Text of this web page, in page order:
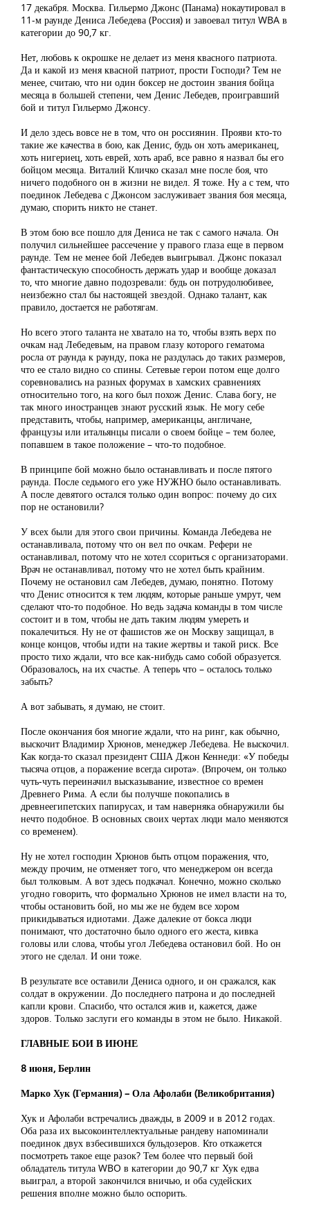
17 декабря. Москва. Гильермо Джонс (Панама) нокаутировал в
11-м раунде Дениса Лебедева (Россия) и завоевал титул WBA в
категории до 90,7 кг.
Нет, любовь к окрошке не делает из меня квасного патриота.
Да и какой из меня квасной патриот, прости Господи? Тем не
менее, считаю, что ни один боксер не достоин звания бойца
месяца в большей степени, чем Денис Лебедев, проигравший
бой и титул Гильермо Джонсу.
И дело здесь вовсе не в том, что он россиянин. Прояви кто-то
такие же качества в бою, как Денис, будь он хоть американец,
хоть нигериец, хоть еврей, хоть араб, все равно я назвал бы его
бойцом месяца. Виталий Кличко сказал мне после боя, что
ничего подобного он в жизни не видел. Я тоже. Ну а с тем, что
поединок Лебедева с Джонсом заслуживает звания боя месяца,
думаю, спорить никто не станет.
В этом бою все пошло для Дениса не так с самого начала. Он
получил сильнейшее рассечение у правого глаза еще в первом
раунде. Тем не менее бой Лебедев выигрывал. Джонс показал
фантастическую способность держать удар и вообще доказал
то, что многие давно подозревали: будь он потрудолюбивее,
неизбежно стал бы настоящей звездой. Однако талант, как
правило, достается не работягам.
Но всего этого таланта не хватало на то, чтобы взять верх по
очкам над Лебедевым, на правом глазу которого гематома
росла от раунда к раунду, пока не раздулась до таких размеров,
что ее стало видно со спины. Сетевые герои потом еще долго
соревновались на разных форумах в хамских сравнениях
относительно того, на кого был похож Денис. Слава богу, не
так много иностранцев знают русский язык. Не могу себе
представить, чтобы, например, американцы, англичане,
французы или итальянцы писали о своем бойце – тем более,
попавшем в такое положение – что-то подобное.
В принципе бой можно было останавливать и после пятого
раунда. После седьмого его уже НУЖНО было останавливать.
А после девятого остался только один вопрос: почему до сих
пор не остановили?
У всех были для этого свои причины. Команда Лебедева не
останавливала, потому что он вел по очкам. Рефери не
останавливал, потому что не хотел ссориться с организаторами.
Врач не останавливал, потому что не хотел быть крайним.
Почему не остановил сам Лебедев, думаю, понятно. Потому
что Денис относится к тем людям, которые раньше умрут, чем
сделают что-то подобное. Но ведь задача команды в том числе
состоит и в том, чтобы не дать таким людям умереть и
покалечиться. Ну не от фашистов же он Москву защищал, в
конце концов, чтобы идти на такие жертвы и такой риск. Все
просто тихо ждали, что все как-нибудь само собой образуется.
Образовалось, на их счастье. А теперь что – осталось только
забыть?
А вот забывать, я думаю, не стоит.
После окончания боя многие ждали, что на ринг, как обычно,
выскочит Владимир Хрюнов, менеджер Лебедева. Не выскочил.
Как когда-то сказал президент США Джон Кеннеди: «У победы
тысяча отцов, а поражение всегда сирота». (Впрочем, он только
чуть-чуть переиначил высказывание, известное со времен
Древнего Рима. А если бы получше покопались в
древнеегипетских папирусах, и там наверняка обнаружили бы
нечто подобное. В основных своих чертах люди мало меняются
со временем).
Ну не хотел господин Хрюнов быть отцом поражения, что,
между прочим, не отменяет того, что менеджером он всегда
был толковым. А вот здесь подкачал. Конечно, можно сколько
угодно говорить, что формально Хрюнов не имел власти на то,
чтобы остановить бой, но мы же не будем все хором
прикидываться идиотами. Даже далекие от бокса люди
понимают, что достаточно было одного его жеста, кивка
головы или слова, чтобы угол Лебедева остановил бой. Но он
этого не сделал. И они тоже.
В результате все оставили Дениса одного, и он сражался, как
солдат в окружении. До последнего патрона и до последней
капли крови. Спасибо, что остался жив и, кажется, даже
здоров. Только заслуги его команды в этом не было. Никакой.
ГЛАВНЫЕ БОИ В ИЮНЕ
8 июня, Берлин
Марко Хук (Германия) – Ола Афолаби (Великобритания)
Хук и Афолаби встречались дважды, в 2009 и в 2012 годах.
Оба раза их высокоинтеллектуальные рандеву напоминали
поединок двух взбесившихся бульдозеров. Кто откажется
посмотреть такое еще разок? Тем более что первый бой
обладатель титула WBO в категории до 90,7 кг Хук едва
выиграл, а второй закончился вничью, и оба судейских
решения вполне можно было оспорить.